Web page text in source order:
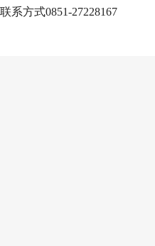
联系方式0851-27228167